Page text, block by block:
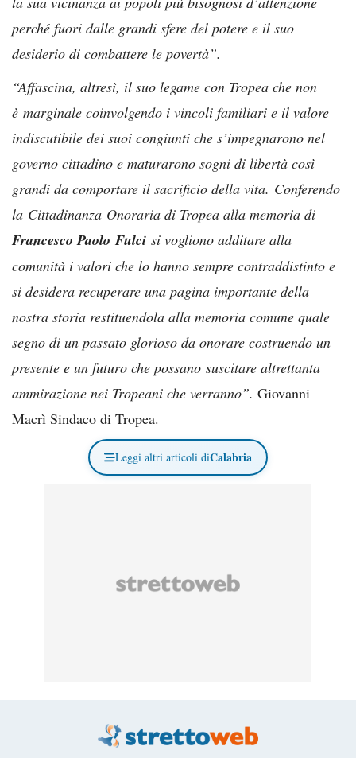
perché fuori dalle grandi sfere del potere e il suo
desiderio di combattere le povertà”.
“Affascina, altresì, il suo legame con Tropea che non
è marginale coinvolgendo i vincoli familiari e il valore
indiscutibile dei suoi congiunti che s’impegnarono nel
governo cittadino e maturarono sogni di libertà così
grandi da comportare il sacrificio della vita. Conferendo
la Cittadinanza Onoraria di Tropea alla memoria di
Francesco Paolo Fulci si vogliono additare alla
comunità i valori che lo hanno sempre contraddistinto e
si desidera recuperare una pagina importante della
nostra storia restituendola alla memoria comune quale
segno di un passato glorioso da onorare costruendo un
presente e un futuro che possano suscitare altrettanta
ammirazione nei Tropeani che verranno”. Giovanni
Macrì Sindaco di Tropea.
Leggi altri articoli diCalabria